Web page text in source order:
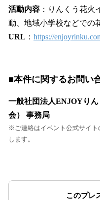
活動内容 ：りんくう花火
動、地域小学校などでの
URL ： https://
■本件に関するお問い
一般社団法人ENJOYり
会） 事務局
※ご連絡はイベント公式サイ
します。
このプレ